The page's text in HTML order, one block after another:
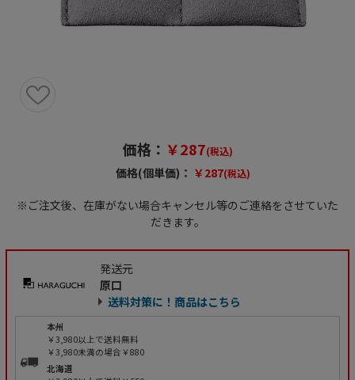
価格： ￥287(税込)
価格(個単価)： ￥287(税込)
※ご注文後、在庫がない場合キャンセル等のご連絡をさせていた
だきます。
発送元
原口
送料対策に！商品はこちら
本州
￥3,980以上で送料無料
￥3,980未満の場合￥880
北海道